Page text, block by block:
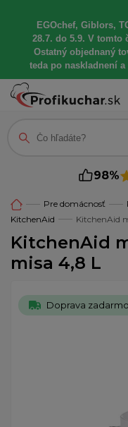
EGOchef, Giblors,
28.7. do 5.9. V tomto
Ostatný objednaný
teda po naskladnení
98%
Pre domácnosť
KitchenAid
KitchenAid
KitchenAid
misa 4,8 L
Doprava zadarmo